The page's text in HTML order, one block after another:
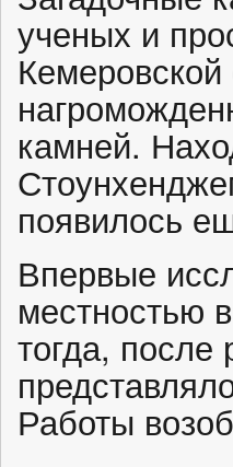
ученых и
Кемеровской
камней.
появилось
Впервые
местностью
тогда,
Работы